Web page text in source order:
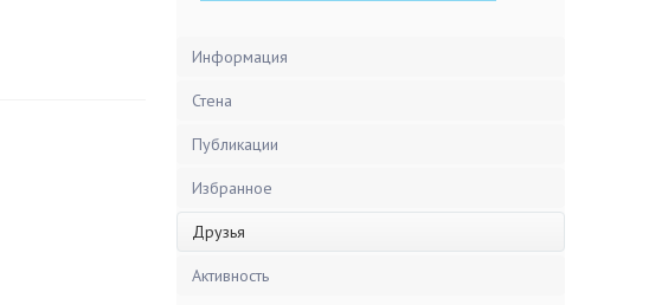
Информация
Стена
Публикации
Избранное
Друзья
Активность